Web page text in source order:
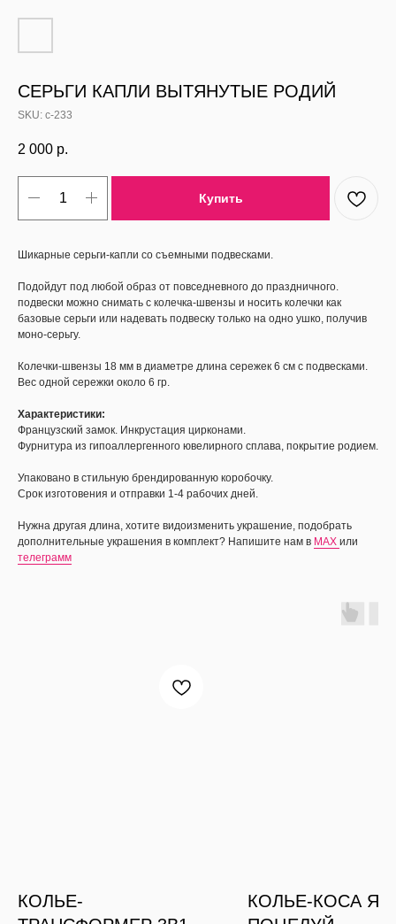
СЕРЬГИ КАПЛИ ВЫТЯНУТЫЕ РОДИЙ
SKU: с-233
2 000 р.
Купить
Шикарные серьги-капли со съемными подвесками.
Подойдут под любой образ от повседневного до праздничного.
подвески можно снимать с колечка-швензы и носить колечки как
базовые серьги или надевать подвеску только на одно ушко, получив
моно-серьгу.
Колечки-швензы 18 мм в диаметре длина сережек 6 см с подвесками.
Вес одной сережки около 6 гр.
Характеристики:
Французский замок. Инкрустация цирконами.
Фурнитура из гипоаллергенного ювелирного сплава, покрытие родием.
Упаковано в стильную брендированную коробочку.
Срок изготовения и отправки 1-4 рабочих дней.
Нужна другая длина, хотите видоизменить украшение, подобрать
дополнительные украшения в комплект? Напишите нам в MAX или
телеграмм
КОЛЬЕ-
КОЛЬЕ-КОСА